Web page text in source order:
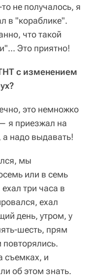
не получалось, я
в "кораблике".
что такой
Это приятно!
с изменением
это немножко
я приезжал на
надо выдавать!
мы
или в семь
три часа в
ехал
день, утром, у
шесть, прям
съемках, и
об этом знать.